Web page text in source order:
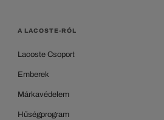
A LACOSTE-RÓL
Lacoste Csoport
Emberek
Márkavédelem
Hűségprogram